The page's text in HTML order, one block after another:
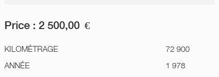
Price : 2 500,00 €
KILOMÉTRAGE
72 900
ANNÉE
1 978